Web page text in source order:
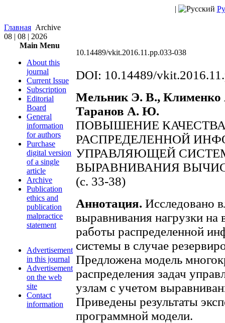
|
Главная Archive
08 | 08 | 2026
Main Menu
About this
journal
Current Issue
Subscription
Editorial
Board
General
information
for authors
Purchase
digital version
of a single
article
Archive
Publication
ethics and
publication
malpractice
statement
Advertisement
in this journal
Advertisement
on the web
site
Contact
information
10.14489/vkit.2016.11.pp.033-038
DOI: 10.14489/
Мельник Э. В.,
Таранов А. Ю.
ПОВЫШЕНИЕ
РАСПРЕДЕЛЕННОЙ
УПРАВЛЯЮЩЕЙ
ВЫРАВНИВАНИЯ
(c. 33-38)
Аннотация. Исследовано
выравнивания нагрузки на
работы распределенной
системы в случае
Предложена модель
распределения задач
узлам с учетом
Приведены результаты
программной модели.